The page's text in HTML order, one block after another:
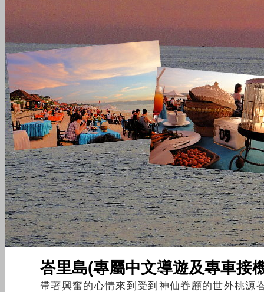
峇里島(專屬中文導遊及專車接
帶著興奮的心情來到受到神仙眷顧的世外桃源